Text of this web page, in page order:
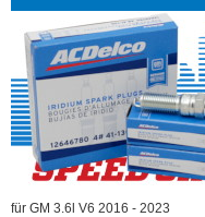
für GM 3.6l V6 2016 - 2023